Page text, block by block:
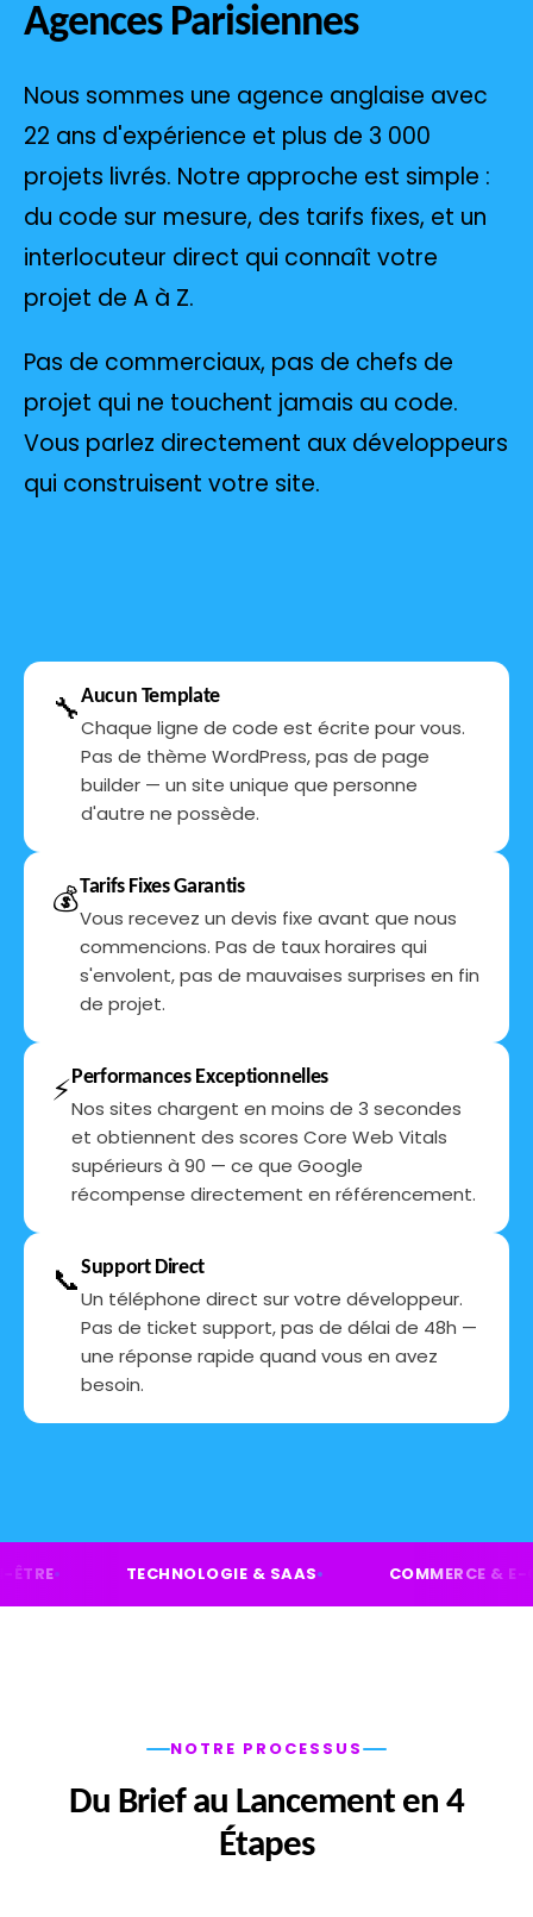
Agences Parisiennes
Nous sommes une agence anglaise avec
22 ans d'expérience et plus de 3 000
projets livrés. Notre approche est simple :
du code sur mesure, des tarifs fixes, et un
interlocuteur direct qui connaît votre
projet de A à Z.
Pas de commerciaux, pas de chefs de
projet qui ne touchent jamais au code.
Vous parlez directement aux développeurs
qui construisent votre site.
🔧Aucun Template
Chaque ligne de code est écrite pour vous.
Pas de thème WordPress, pas de page
builder — un site unique que personne
d'autre ne possède.
💰Tarifs Fixes Garantis
Vous recevez un devis fixe avant que nous
commencions. Pas de taux horaires qui
s'envolent, pas de mauvaises surprises en fin
de projet.
⚡Performances Exceptionnelles
Nos sites chargent en moins de 3 secondes
et obtiennent des scores Core Web Vitals
supérieurs à 90 — ce que Google
récompense directement en référencement.
📞Support Direct
Un téléphone direct sur votre développeur.
Pas de ticket support, pas de délai de 48h —
une réponse rapide quand vous en avez
besoin.
ÊTRE TECHNOLOGIE & SAAS COMMERCE
NOTRE PROCESSUS
Du Brief au Lancement en 4
Étapes